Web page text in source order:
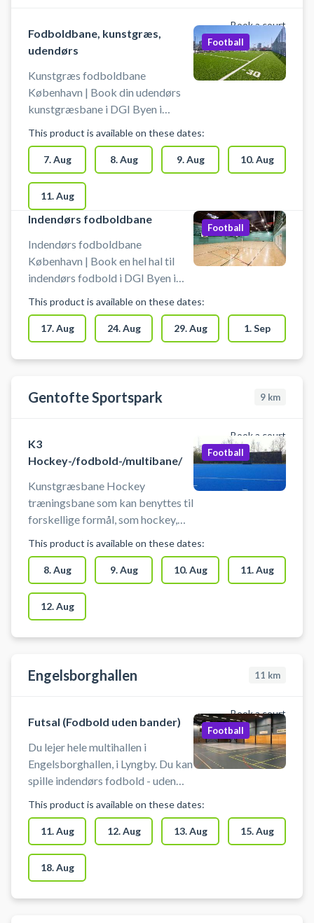
Book a court
Fodboldbane, kunstgræs,
udendørs
Kunstgræs fodboldbane
København | Book din udendørs
kunstgræsbane i DGI Byen i
udendørs på kunstgræsbaner midt
i byen. 3 kunstgræsbaner er klar til
booking - centralt beliggende hos
DGI Byen København. DGI Byen
på Vesterbro i København,
tilbyder udover leje af
fodboldbaner på kunstgræs også
på leje af udendørs padelbaner.
Football
This product is available on these dates:
7. Aug 8. Aug 9. Aug 10. Aug
11. Aug
Indendørs fodboldbane
Indendørs fodboldbane
København | Book en hel hal til
indendørs fodbold i DGI Byen i
fodbold i centrum af København.
Indendørs fodboldbane klar til
booking - midt i København hos
DGI Byen. DGI Byen på
København V, byder udover
aktiviteter som badminton,
basketball og volley i de samme
lokaler.
Football
This product is available on these dates:
17. Aug 24. Aug 29. Aug 1. Sep
Gentofte Sportspark 9 km
Book a court
K3
Hockey-/fodbold-/multibane/
Kunstgræsbane Hockey
træningsbane som kan benyttes til
forskellige formål, som hockey,
andet, til ekstra træning, talent
træning eller kammeratlig
sportslig hygge. Banens
Football
This product is available on these dates:
8. Aug 9. Aug 10. Aug 11. Aug
12. Aug
Engelsborghallen 11 km
Book a court
Futsal (Fodbold uden bander)
Du lejer hele multihallen i
Engelsborghallen, i Lyngby. Du kan
spille indendørs fodbold - uden
omklædning.
Football
This product is available on these dates:
11. Aug 12. Aug 13. Aug 15. Aug
18. Aug